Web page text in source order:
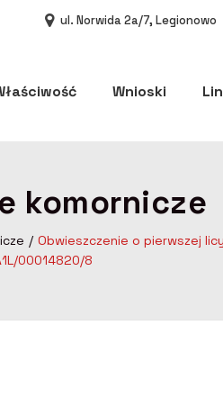
ul. Norwida 2a/7, Legionowo
Wnioski
komornicze
Obwieszczenie o pierwszej
00014820/8